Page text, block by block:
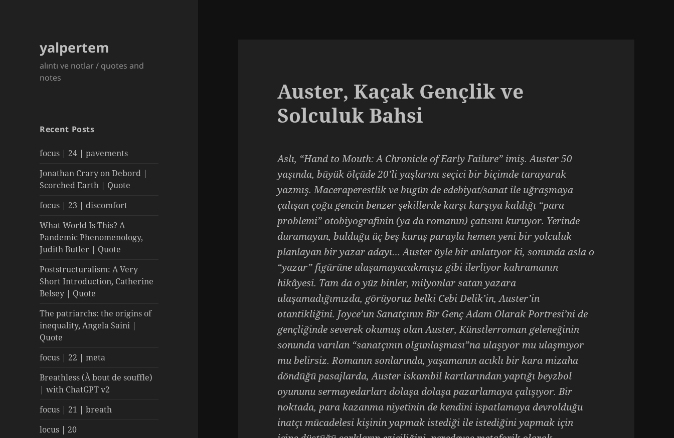
yalpertem
alıntı ve notlar / quotes and
notes
Recent Posts
focus | 24 | pavements
Jonathan Crary on Debord |
Scorched Earth | Quote
focus | 23 | discomfort
What World Is This? A
Pandemic Phenomenology,
Judith Butler | Quote
Poststructuralism: A Very
Short Introduction, Catherine
Belsey | Quote
The patriarchs: the origins of
inequality, Angela Saini |
Quote
focus | 22 | meta
Breathless (À bout de souffle)
| with ChatGPT v2
focus | 21 | breath
locus | 20
Auster, Kaçak Gençlik ve
Solculuk Bahsi
Aslı, “Hand to Mouth: A Chronicle of Early Failure” imiş. Auster 50
yaşında, büyük ölçüde 20’li yaşlarını seçici bir biçimde tarayarak
yazmış. Maceraperestlik ve bugün de edebiyat/sanat ile uğraşmaya
çalışan çoğu gencin benzer şekillerde karşı karşıya kaldığı “para
problemi” otobiyografinin (ya da romanın) çatısını kuruyor. Yerinde
duramayan, bulduğu üç beş kuruş parayla hemen yeni bir yolculuk
planlayan bir yazar adayı… Auster öyle bir anlatıyor ki, sonunda asla o
“yazar” figürüne ulaşamayacakmışız gibi ilerliyor kahramanın
hikâyesi. Tam da o yüz binler, milyonlar satan yazara
ulaşamadığımızda, görüyoruz belki Cebi Delik’in, Auster’in
otantikliğini. Joyce’un Sanatçının Bir Genç Adam Olarak Portresi’ni de
gençliğinde severek okumuş olan Auster, Künstlerroman geleneğinin
sonunda varılan “sanatçının olgunlaşması”na ulaşıyor mu ulaşmıyor
mu belirsiz. Romanın sonlarında, yaşamanın acıklı bir kara mizaha
döndüğü pasajlarda, Auster iskambil kartlarından yaptığı beyzbol
oyununu sermayedarları dolaşa dolaşa pazarlamaya çalışıyor. Bir
noktada, para kazanma niyetinin de kendini ispatlamaya devrolduğu
inatçı mücadelesi kişinin yapmak istediği ile istediğini yapmak için